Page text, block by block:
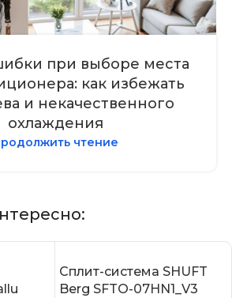
при выборе места
как избежать
и некачественного
охлаждения
чтение
Сплит-система SHUFT
Berg SFTO-07HN1_V3